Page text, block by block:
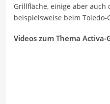
Grillfläche, einige aber auch
beispielsweise beim
Videos zum Thema Activa-